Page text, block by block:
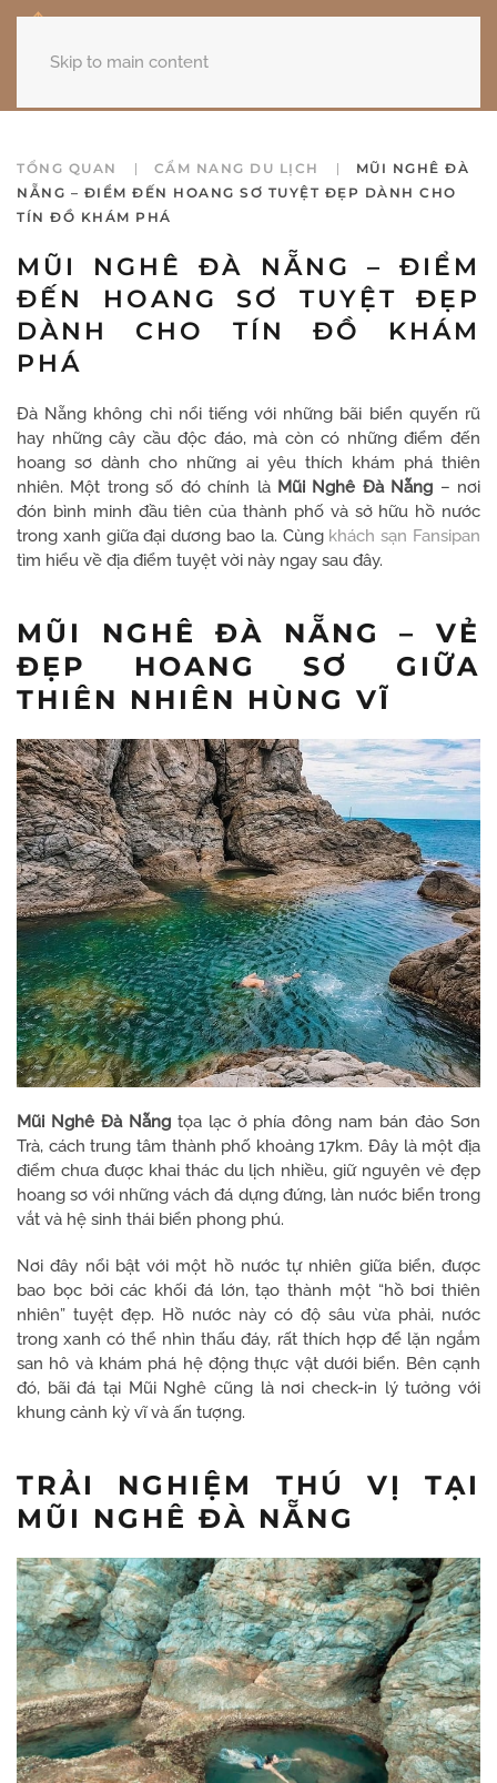
Skip to main content
TỔNG QUAN CẨM NANG DU LỊCH
MŨI NGHÊ ĐÀ
NẴNG – ĐIỂM ĐẾN HOANG SƠ TUYỆT ĐẸP DÀNH CHO
TÍN ĐỒ KHÁM PHÁ
MŨI NGHÊ ĐÀ NẴNG – ĐIỂM
ĐẾN HOANG SƠ TUYỆT ĐẸP
DÀNH CHO TÍN ĐỒ KHÁM
PHÁ
Đà Nẵng không chỉ nổi tiếng với những bãi biển quyến rũ
hay những cây cầu độc đáo, mà còn có những điểm đến
hoang sơ dành cho những ai yêu thích khám phá thiên
nhiên. Một trong số đó chính là Mũi Nghê Đà Nẵng – nơi
đón bình minh đầu tiên của thành phố và sở hữu hồ nước
trong xanh giữa đại dương bao la. Cùng khách sạn Fansipan
tìm hiểu về địa điểm tuyệt vời này ngay sau đây.
MŨI NGHÊ ĐÀ NẴNG – VẺ
ĐẸP HOANG SƠ GIỮA
THIÊN NHIÊN HÙNG VĨ
Mũi Nghê Đà Nẵngtọa lạc ở phía đông nam bán đảo Sơn
Trà, cách trung tâm thành phố khoảng 17km. Đây là một địa
điểm chưa được khai thác du lịch nhiều, giữ nguyên vẻ đẹp
hoang sơ với những vách đá dựng đứng, làn nước biển trong
vắt và hệ sinh thái biển phong phú.
Nơi đây nổi bật với một hồ nước tự nhiên giữa biển, được
bao bọc bởi các khối đá lớn, tạo thành một “hồ bơi thiên
nhiên” tuyệt đẹp. Hồ nước này có độ sâu vừa phải, nước
trong xanh có thể nhìn thấu đáy, rất thích hợp để lặn ngắm
san hô và khám phá hệ động thực vật dưới biển. Bên cạnh
đó, bãi đá tại Mũi Nghê cũng là nơi check-in lý tưởng với
khung cảnh kỳ vĩ và ấn tượng.
TRẢI NGHIỆM THÚ VỊ TẠI
MŨI NGHÊ ĐÀ NẴNG